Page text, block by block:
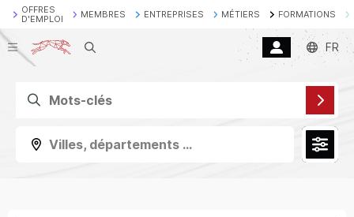
OFFRES
D'EMPLOI
MEMBRES ENTREPRISES MÉTIERS FORMATIONS
Recherche FR
Villes, départements ...